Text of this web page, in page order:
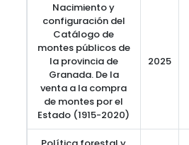
Nacimiento y
configuración del
Catálogo de
montes públicos de
la provincia de
Granada. De la
venta a la compra
de montes por el
Estado (1915-2020)
2025